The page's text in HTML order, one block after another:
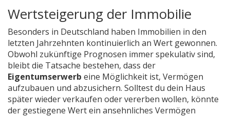
Wertsteigerung der Immobilie
Besonders in Deutschland haben Immobilien in den
letzten Jahrzehnten kontinuierlich an Wert gewonnen.
Obwohl zukünftige Prognosen immer spekulativ sind,
bleibt die Tatsache bestehen, dass der
Eigentumserwerb eine Möglichkeit ist, Vermögen
aufzubauen und abzusichern. Solltest du dein Haus
später wieder verkaufen oder vererben wollen, könnte
der gestiegene Wert ein ansehnliches Vermögen